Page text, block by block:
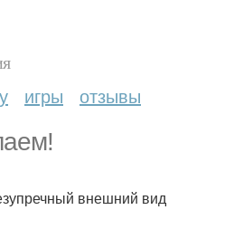
игры отзывы
внешний вид